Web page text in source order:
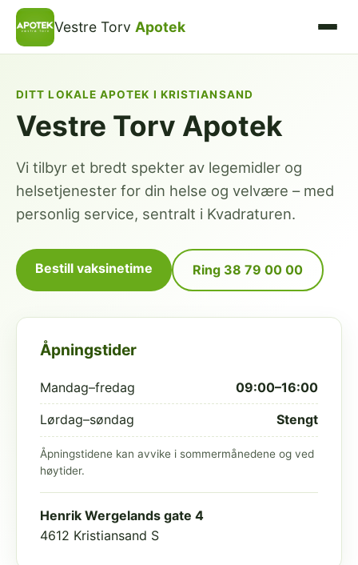
Vestre Torv Apotek
DITT LOKALE APOTEK I KRISTIANSAND
Vestre Torv Apotek
Vi tilbyr et bredt spekter av legemidler og
helsetjenester for din helse og velvære – med
personlig service, sentralt i Kvadraturen.
Bestill vaksinetime Ring 38 79 00 00
Åpningstider
Mandag–fredag 09:00–16:00
Lørdag–søndag Stengt
Åpningstidene kan avvike i sommermånedene og ved
høytider.
Henrik Wergelands gate 4
4612 Kristiansand S